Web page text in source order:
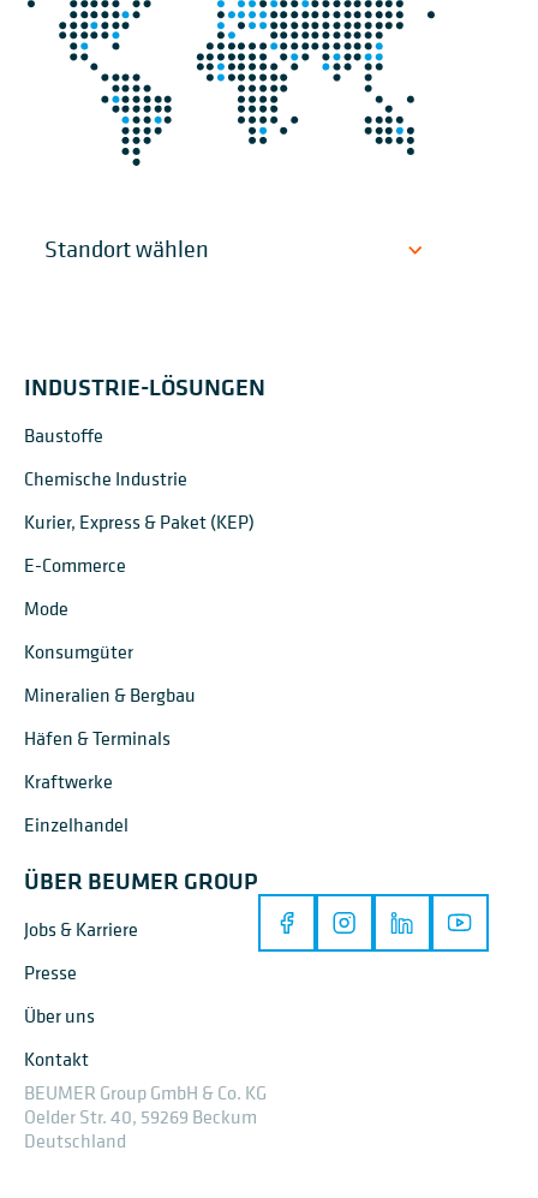
INDUSTRIE-LÖSUNGEN
Baustoffe
Chemische Industrie
Kurier, Express & Paket (KEP)
E-Commerce
Mode
Konsumgüter
Mineralien & Bergbau
Häfen & Terminals
Kraftwerke
Einzelhandel
ÜBER BEUMER GROUP
Jobs & Karriere
Presse
Über uns
Kontakt
BEUMER Group GmbH & Co. KG
Oelder Str. 40, 59269 Beckum
Deutschland